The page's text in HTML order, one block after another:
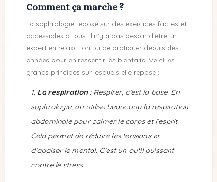
Comment ça marche ?
La sophrologie repose sur des exercices faciles et
accessibles à tous. Il n’y a pas besoin d’être un
expert en relaxation ou de pratiquer depuis des
années pour en ressentir les bienfaits. Voici les
grands principes sur lesquels elle repose :
La respiration: Respirer, c’est la base. En
sophrologie, on utilise beaucoup la respiration
abdominale pour calmer le corps et l’esprit.
Cela permet de réduire les tensions et
d’apaiser le mental. C’est un outil puissant
contre le stress.